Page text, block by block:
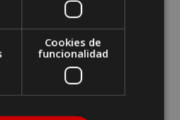
en cada
espíritu bohemio y
Cookies de
funcionalidad